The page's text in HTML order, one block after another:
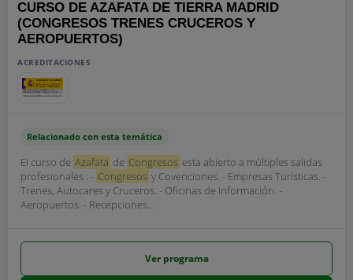
CURSO DE AZAFATA DE TIERRA MADRID
(CONGRESOS TRENES CRUCEROS Y
AEROPUERTOS)
ACREDITACIONES
Relacionado con esta temática
El curso de Azafata de Congresos esta abierto a múltiples salidas
profesionales : - Congresos y Covenciones. - Empresas Turísticas. -
Trenes, Autocares y Cruceros. - Oficinas de Información. -
Aeropuertos. - Recepciones...
Ver programa